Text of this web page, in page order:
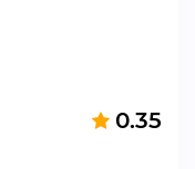
0.35